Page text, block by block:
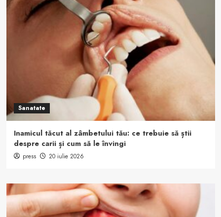
Sanatate
Inamicul tăcut al zâmbetului tău: ce trebuie să știi
despre carii și cum să le învingi
press 20 iulie 2026